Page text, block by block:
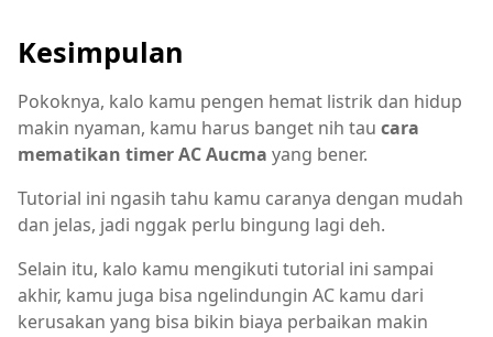
Kesimpulan
Pokoknya, kalo kamu pengen hemat listrik dan hidup
makin nyaman, kamu harus banget nih tau cara
mematikan timer AC Aucma yang bener.
Tutorial ini ngasih tahu kamu caranya dengan mudah
dan jelas, jadi nggak perlu bingung lagi deh.
Selain itu, kalo kamu mengikuti tutorial ini sampai
akhir, kamu juga bisa ngelindungin AC kamu dari
kerusakan yang bisa bikin biaya perbaikan makin